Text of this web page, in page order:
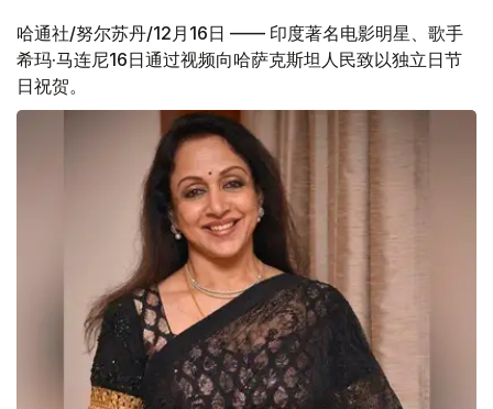
哈通社/努尔苏丹/12月16日 —— 印度著名电影明星、歌手
希玛·马连尼16日通过视频向哈萨克斯坦人民致以独立日节
日祝贺。